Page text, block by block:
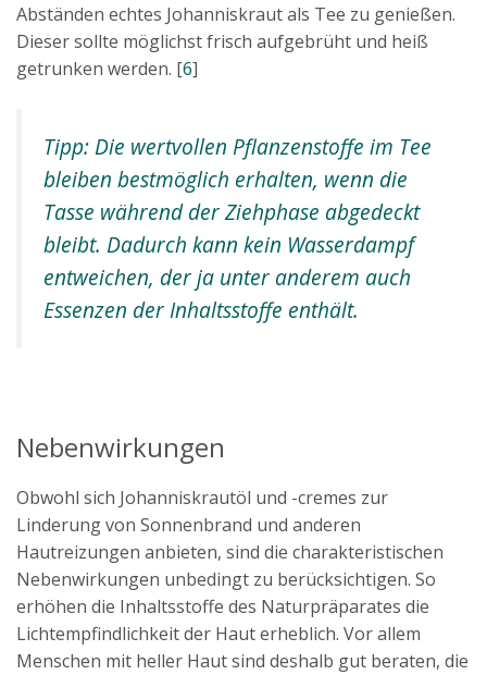
Abständen echtes Johanniskraut als Tee zu genießen.
Dieser sollte möglichst frisch aufgebrüht und heiß
getrunken werden. [6]
Tipp: Die wertvollen Pflanzenstoffe im Tee
bleiben bestmöglich erhalten, wenn die
Tasse während der Ziehphase abgedeckt
bleibt. Dadurch kann kein Wasserdampf
entweichen, der ja unter anderem auch
Essenzen der Inhaltsstoffe enthält.
Nebenwirkungen
Obwohl sich Johanniskrautöl und -cremes zur
Linderung von Sonnenbrand und anderen
Hautreizungen anbieten, sind die charakteristischen
Nebenwirkungen unbedingt zu berücksichtigen. So
erhöhen die Inhaltsstoffe des Naturpräparates die
Lichtempfindlichkeit der Haut erheblich. Vor allem
Menschen mit heller Haut sind deshalb gut beraten, die